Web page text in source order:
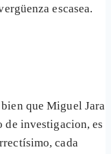
escasea.
que Miguel Jara
de investigacion, es
cada